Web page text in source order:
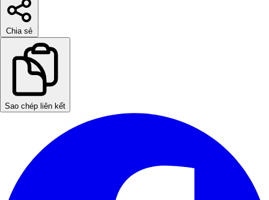
Chia sẻ
Sao chép liên kết